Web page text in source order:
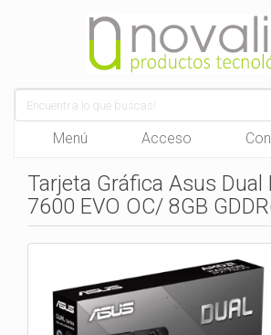
Menú Acceso
Tarjeta Gráfica Asus Dual
7600 EVO OC/ 8GB